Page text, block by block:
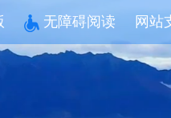
无障碍阅读 网站